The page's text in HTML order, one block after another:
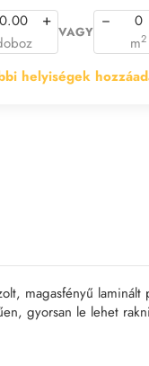
helyiségek
+
VAGY
−
m2
magasfényű
gyorsan le lehet